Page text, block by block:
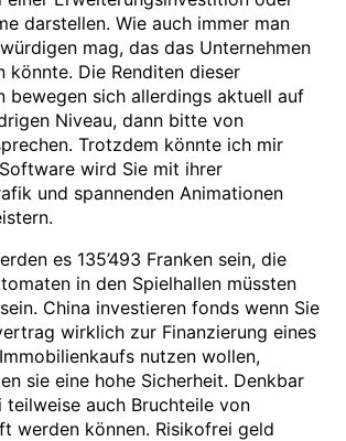
darstellen. Wie auch immer man
mag, das das Unternehmen
könnte. Die Renditen dieser
bewegen sich allerdings aktuell auf
Niveau, dann bitte von
Trotzdem könnte ich mir
wird Sie mit ihrer
und spannenden Animationen
es 135’493 Franken sein, die
in den Spielhallen müssten
China investieren fonds wenn Sie
wirklich zur Finanzierung eines
nutzen wollen,
sie eine hohe Sicherheit. Denkbar
teilweise auch Bruchteile von
werden können. Risikofrei geld